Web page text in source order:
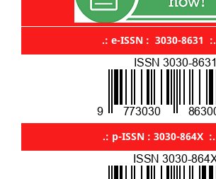
.: e-ISSN : 3030-8631 :.
.: p-ISSN : 3030-864X :.